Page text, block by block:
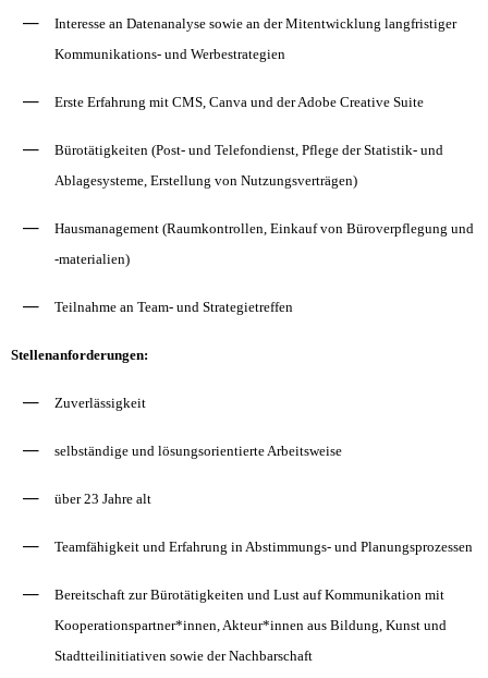
Interesse an Datenanalyse sowie an der Mitentwicklung langfristiger
Kommunikations- und Werbestrategien
Erste Erfahrung mit CMS, Canva und der Adobe Creative Suite
Bürotätigkeiten (Post- und Telefondienst, Pflege der Statistik- und
Ablagesysteme, Erstellung von Nutzungsverträgen)
Hausmanagement (Raumkontrollen, Einkauf von Büroverpflegung und
-materialien)
Teilnahme an Team- und Strategietreffen
Stellenanforderungen:
Zuverlässigkeit
selbständige und lösungsorientierte Arbeitsweise
über 23 Jahre alt
Teamfähigkeit und Erfahrung in Abstimmungs- und Planungsprozessen
Bereitschaft zur Bürotätigkeiten und Lust auf Kommunikation mit
Kooperationspartner*innen, Akteur*innen aus Bildung, Kunst und
Stadtteilinitiativen sowie der Nachbarschaft